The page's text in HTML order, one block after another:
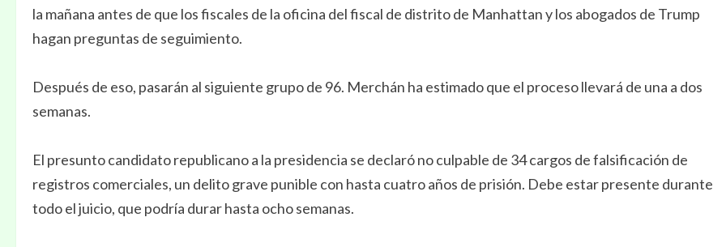
la mañana antes de que los fiscales de la oficina del fiscal de distrito de Manhattan y los abogados de Trump
hagan preguntas de seguimiento.
Después de eso, pasarán al siguiente grupo de 96. Merchán ha estimado que el proceso llevará de una a dos
semanas.
El presunto candidato republicano a la presidencia se declaró no culpable de 34 cargos de falsificación de
registros comerciales, un delito grave punible con hasta cuatro años de prisión. Debe estar presente durante
todo el juicio, que podría durar hasta ocho semanas.